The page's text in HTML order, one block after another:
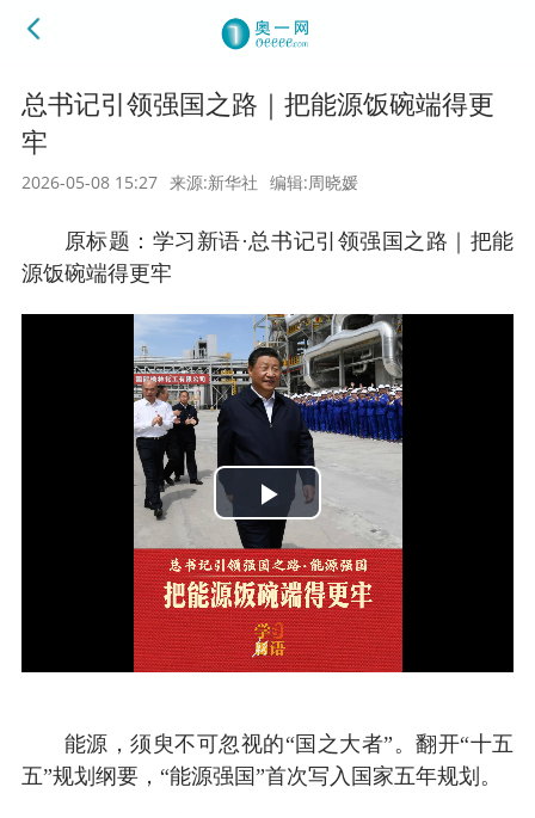
总书记引领强国之路｜把能源饭碗端得更
牢
2026-05-08 15:27 来源:新华社 编辑:周晓媛
原标题：学习新语·总书记引领强国之路｜把能
源饭碗端得更牢
Play
Video
能源，须臾不可忽视的“国之大者”。翻开“十五
五”规划纲要，“能源强国”首次写入国家五年规划。